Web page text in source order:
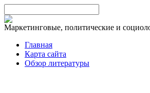
Маркетинговые, политические и
Главная
Карта сайта
Обзор литературы